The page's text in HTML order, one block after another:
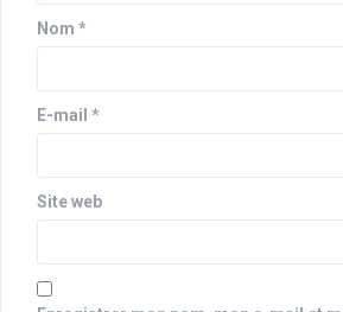
Nom *
E-mail *
Site web